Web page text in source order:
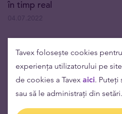
în timp real
Tavex folosește cookies
experiența utilizatorului pe
de cookies a Tavex aici. Puteți
sau să le administrați din setări.